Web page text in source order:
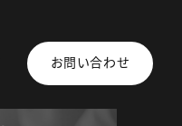
お問い合わせ